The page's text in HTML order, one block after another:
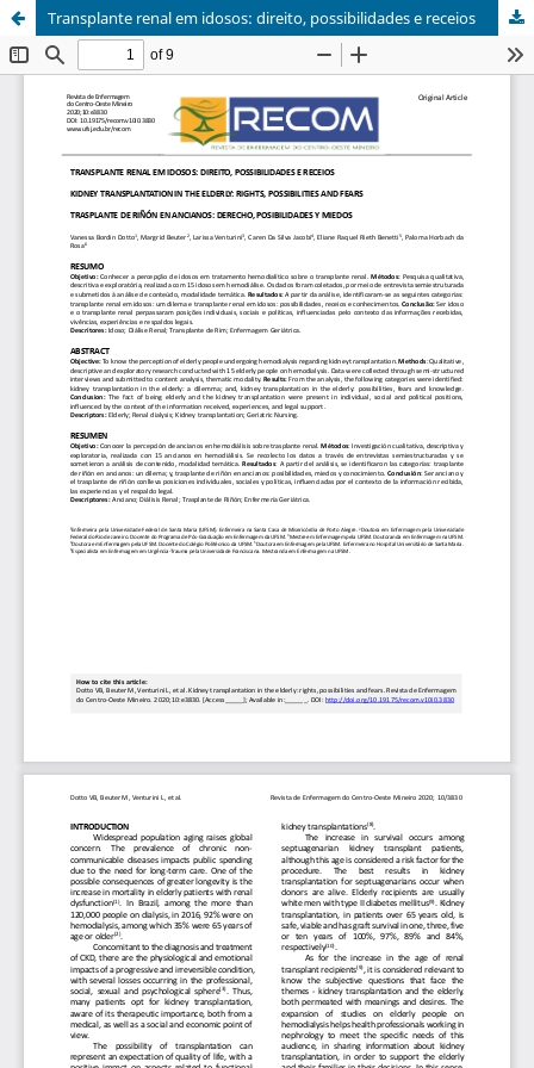
Transplante renal em idosos: direito, possibilidades e receios